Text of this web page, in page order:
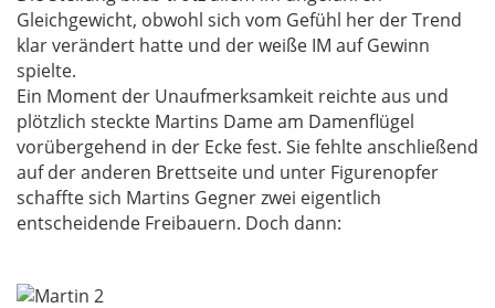
Gleichgewicht, obwohl sich vom Gefühl her der Trend
klar verändert hatte und der weiße IM auf Gewinn
spielte.
Ein Moment der Unaufmerksamkeit reichte aus und
plötzlich steckte Martins Dame am Damenflügel
vorübergehend in der Ecke fest. Sie fehlte anschließend
auf der anderen Brettseite und unter Figurenopfer
schaffte sich Martins Gegner zwei eigentlich
entscheidende Freibauern. Doch dann: